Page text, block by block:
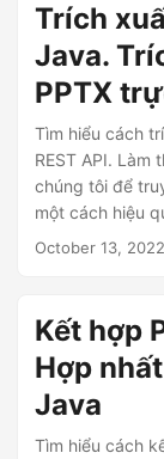
Trích
Java.
PPTX
Tìm hiểu cách
REST API.
chúng tôi để
một cách hiệu
sửa và chia sẻ
October 13, 2022
Kết hợp
Hợp
Java
Tìm hiểu cách